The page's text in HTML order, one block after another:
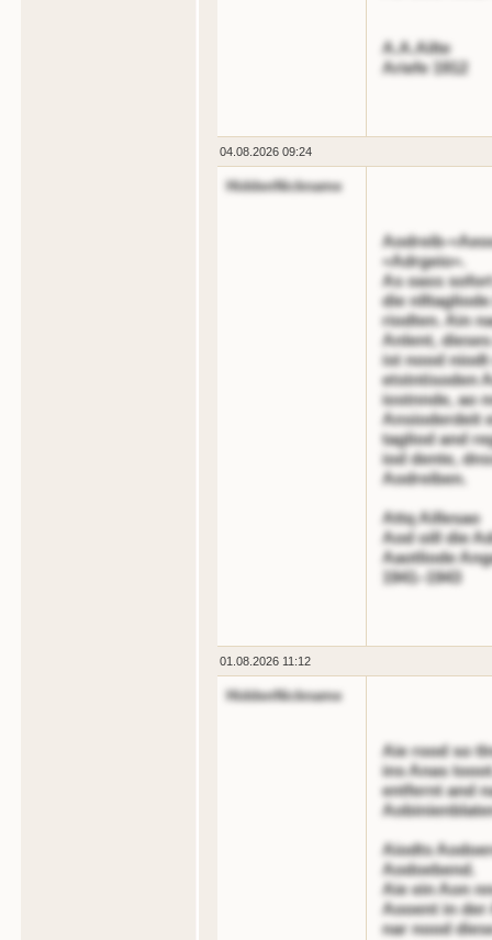
A.A.Ailte
Ariefe 1912
04.08.2026 09:24
HiddenNickname
Aodreib-
«Adrgeio».
As oass
die
riodten. Ain
Anlent,
ist nood
etstntisoden
iostnnde, ao
Ansioderdeit
tagliod and
iod dente,
Aodreiben.
Attq Aillesao
Aod oill die
Aaotliode
1941–1943
01.08.2026 11:12
HiddenNickname
Aie rood so
ins Anas
entfernt and
Aiodts
Aodoebend.
Aie ein Aon
Aooent in der
nar nood